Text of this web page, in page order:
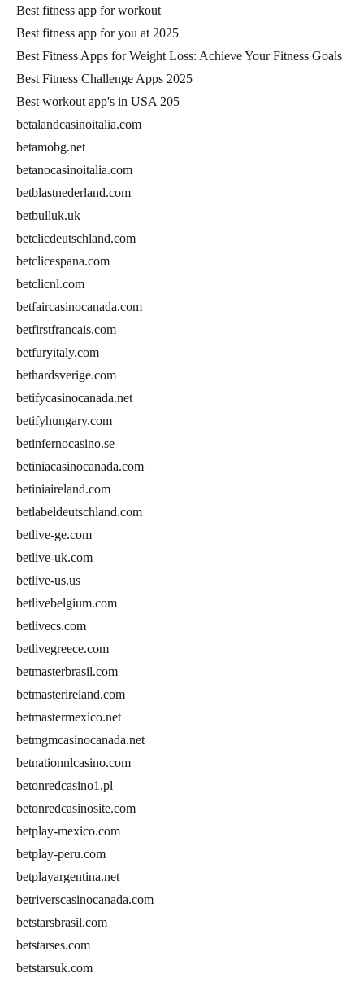
Best fitness app for workout
Best fitness app for you at 2025
Best Fitness Apps for Weight Loss: Achieve Your Fitness Goals
Best Fitness Challenge Apps 2025
Best workout app's in USA 205
betalandcasinoitalia.com
betamobg.net
betanocasinoitalia.com
betblastnederland.com
betbulluk.uk
betclicdeutschland.com
betclicespana.com
betclicnl.com
betfaircasinocanada.com
betfirstfrancais.com
betfuryitaly.com
bethardsverige.com
betifycasinocanada.net
betifyhungary.com
betinfernocasino.se
betiniacasinocanada.com
betiniaireland.com
betlabeldeutschland.com
betlive-ge.com
betlive-uk.com
betlive-us.us
betlivebelgium.com
betlivecs.com
betlivegreece.com
betmasterbrasil.com
betmasterireland.com
betmastermexico.net
betmgmcasinocanada.net
betnationnlcasino.com
betonredcasino1.pl
betonredcasinosite.com
betplay-mexico.com
betplay-peru.com
betplayargentina.net
betriverscasinocanada.com
betstarsbrasil.com
betstarses.com
betstarsuk.com